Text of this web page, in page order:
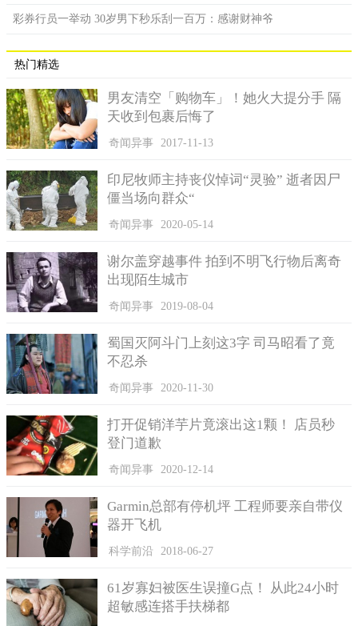
彩券行员一举动 30岁男下秒乐刮一百万：感谢财神爷
热门精选
男友清空「购物车」！她火大提分手 隔
天收到包裹后悔了
奇闻异事 2017-11-13
印尼牧师主持丧仪悼词“灵验” 逝者因尸
僵当场向群众“
奇闻异事 2020-05-14
谢尔盖穿越事件 拍到不明飞行物后离奇
出现陌生城市
奇闻异事 2019-08-04
蜀国灭阿斗门上刻这3字 司马昭看了竟
不忍杀
奇闻异事 2020-11-30
打开促销洋芋片竟滚出这1颗！ 店员秒
登门道歉
奇闻异事 2020-12-14
Garmin总部有停机坪 工程师要亲自带仪
器开飞机
科学前沿 2018-06-27
61岁寡妇被医生误撞G点！ 从此24小时
超敏感连搭手扶梯都